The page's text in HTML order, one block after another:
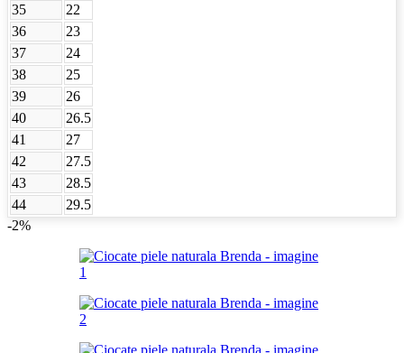
35
22
36
23
37
24
38
25
39
26
40
26.5
41
27
42
27.5
43
28.5
44
29.5
-2%